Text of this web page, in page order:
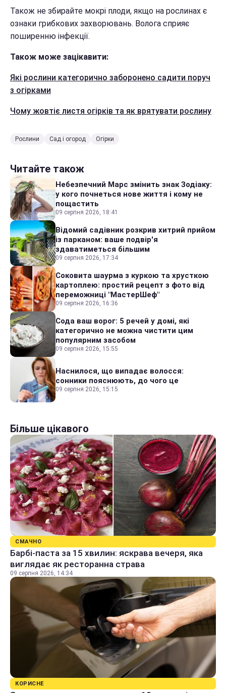
Також не збирайте мокрі плоди, якщо на рослинах є
ознаки грибкових захворювань. Волога сприяє
поширенню інфекції.
Також може зацікавити:
Які рослини категорично заборонено садити поруч
з огірками
Чому жовтіє листя огірків та як врятувати рослину
Рослини Сад і огород Огірки
Читайте також
Небезпечний Марс змінить знак Зодіаку:
у кого почнеться нове життя і кому не
пощастить
09 серпня 2026, 18:41
Відомий садівник розкрив хитрий прийом
із парканом: ваше подвір'я
здаватиметься більшим
09 серпня 2026, 17:34
Соковита шаурма з куркою та хрусткою
картоплею: простий рецепт з фото від
переможниці "МастерШеф"
09 серпня 2026, 16:36
Сода ваш ворог: 5 речей у домі, які
категорично не можна чистити цим
популярним засобом
09 серпня 2026, 15:55
Наснилося, що випадає волосся:
сонники пояснюють, до чого це
09 серпня 2026, 15:15
Більше цікавого
СМАЧНО
Барбі-паста за 15 хвилин: яскрава вечеря, яка
виглядає як ресторанна страва
09 серпня 2026, 14:34
КОРИСНЕ